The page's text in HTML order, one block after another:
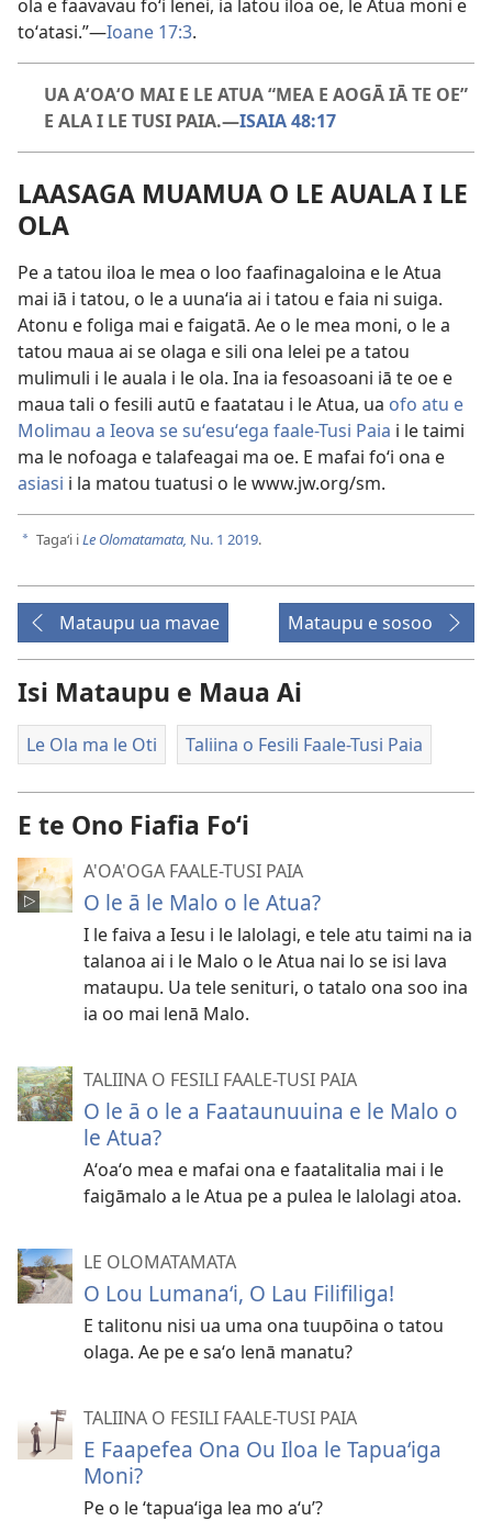
ola e faavavau foʻi lenei, ia latou iloa oe, le Atua moni e
toʻatasi.”​—Ioane 17:3.
UA AʻOAʻO MAI E LE ATUA “MEA E AOGĀ IĀ TE OE”
E ALA I LE TUSI PAIA.​—ISAIA 48:17
LAASAGA MUAMUA O LE AUALA I LE
OLA
Pe a tatou iloa le mea o loo faafinagaloina e le Atua
mai iā i tatou, o le a uunaʻia ai i tatou e faia ni suiga.
Atonu e foliga mai e faigatā. Ae o le mea moni, o le a
tatou maua ai se olaga e sili ona lelei pe a tatou
mulimuli i le auala i le ola. Ina ia fesoasoani iā te oe e
maua tali o fesili autū e faatatau i le Atua, ua ofo atu e
Molimau a Ieova se suʻesuʻega faale-Tusi Paia i le taimi
ma le nofoaga e talafeagai ma oe. E mafai foʻi ona e
asiasi i la matou tuatusi o le www.jw.org/sm.
a Tagaʻi iLe Olomatamata, Nu. 1 2019.
Mataupu ua mavae Mataupu e sosoo
Isi Mataupu e Maua Ai
Le Ola ma le Oti Taliina o Fesili Faale-Tusi Paia
E te Ono Fiafia Foʻi
A'OA'OGA FAALE-TUSI PAIA
O le ā le Malo o le Atua?
I le faiva a Iesu i le lalolagi, e tele atu taimi na ia
talanoa ai i le Malo o le Atua nai lo se isi lava
mataupu. Ua tele senituri, o tatalo ona soo ina
ia oo mai lenā Malo.
TALIINA O FESILI FAALE-TUSI PAIA
O le ā o le a Faataunuuina e le Malo o
le Atua?
Aʻoaʻo mea e mafai ona e faatalitalia mai i le
faigāmalo a le Atua pe a pulea le lalolagi atoa.
LE OLOMATAMATA
O Lou Lumanaʻi, O Lau Filifiliga!
E talitonu nisi ua uma ona tuupōina o tatou
olaga. Ae pe e saʻo lenā manatu?
TALIINA O FESILI FAALE-TUSI PAIA
E Faapefea Ona Ou Iloa le Tapuaʻiga
Moni?
Pe o le ‘⁠tapuaʻiga lea mo aʻu’?